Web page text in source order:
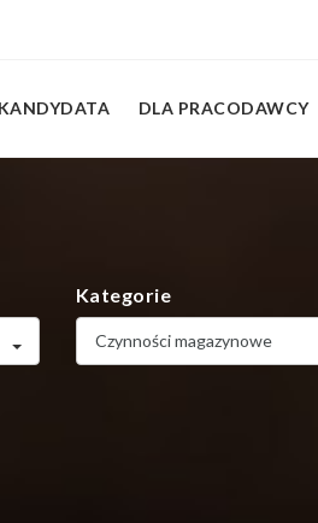
DLA PRACODAWCY
Kategorie
Czynności magazynowe